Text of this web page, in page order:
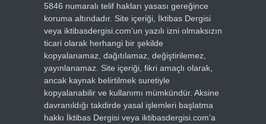
5846 numaralı telif hakları yasası gereğince
koruma altındadır. Site içeriği, İktibas Dergisi
veya iktibasdergisi.com’un yazılı izni olmaksızın
ticari olarak herhangi bir şekilde
kopyalanamaz, dağıtılamaz, değiştirilemez,
yayınlanamaz. Site içeriği, fikri amaçlı olarak,
ancak kaynak belirtilmek suretiyle
kopyalanabilir ve kullanımı mümkündür. Aksine
davranıldığı takdirde yasal işlemleri başlatma
hakkı İktibas Dergisi veya iktibasdergisi.com’a